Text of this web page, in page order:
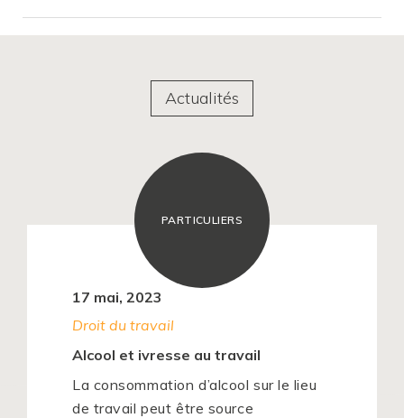
Actualités
PARTICULIERS
17 mai, 2023
Droit du travail
Alcool et ivresse au travail
La consommation d’alcool sur le lieu
de travail peut être source